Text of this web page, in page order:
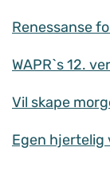
Renessanse
WAPR`s 12.
Vil skape
Egen